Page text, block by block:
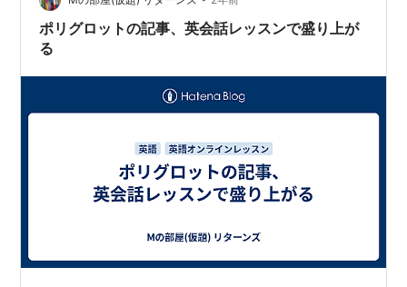
ポリグロットの記事、英会話レッスンで盛り上が
る